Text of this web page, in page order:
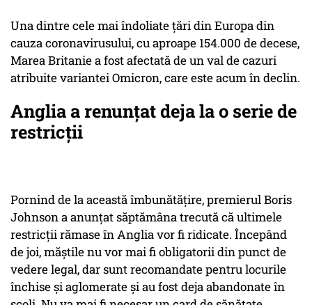
Una dintre cele mai îndoliate ţări din Europa din
cauza coronavirusului, cu aproape 154.000 de decese,
Marea Britanie a fost afectată de un val de cazuri
atribuite variantei Omicron, care este acum în declin.
Anglia a renunțat deja la o serie de
restricții
Pornind de la această îmbunătăţire, premierul Boris
Johnson a anunţat săptămâna trecută că ultimele
restricţii rămase în Anglia vor fi ridicate. Începând
de joi, măştile nu vor mai fi obligatorii din punct de
vedere legal, dar sunt recomandate pentru locurile
închise şi aglomerate şi au fost deja abandonate în